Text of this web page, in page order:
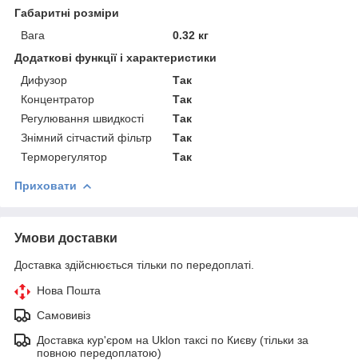
Габаритні розміри
Вага
0.32 кг
Додаткові функції і характеристики
Дифузор
Так
Концентратор
Так
Регулювання швидкості
Так
Знімний сітчастий фільтр
Так
Терморегулятор
Так
Приховати
Умови доставки
Доставка здійснюється тільки по передоплаті.
Нова Пошта
Самовивіз
Доставка кур'єром на Uklon таксі по Києву (тільки за
повною передоплатою)